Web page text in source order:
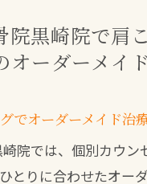
院黒崎院で肩
オーダーメイ
でオーダーメイド治
院では、個別カウン
とりに合わせたオー